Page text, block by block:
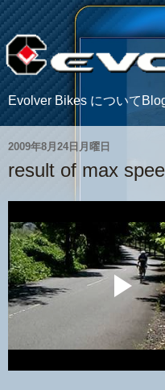
Evolver Bikes について
2009年8月24日月曜日
result of max